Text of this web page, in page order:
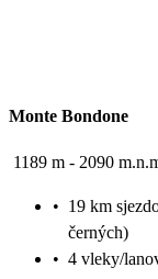
Monte Bondone
1189 m - 2090
• 19 km
černých)
• 4 vleky/